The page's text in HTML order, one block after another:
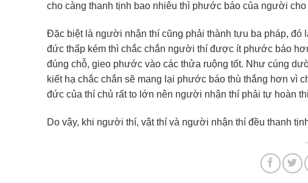
cho càng thanh tịnh bao nhiêu thì phước báo của người
Đặc biệt là người nhận thí cũng phải thành tựu ba pháp,
đức thấp kém thì chắc chắn người thí được ít phước báo
đúng chỗ, gieo phước vào các thửa ruộng tốt. Như cúng
kiết hạ chắc chắn sẽ mang lại phước báo thù thắng hơn vì
đức của thí chủ rất to lớn nên người nhận thí phải tự hoàn
Do vậy, khi người thí, vật thí và người nhận thí đều thanh